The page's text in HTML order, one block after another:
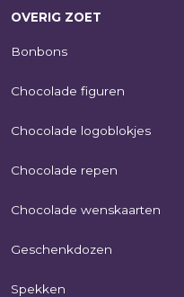
OVERIG ZOET
Bonbons
Chocolade figuren
Chocolade logoblokjes
Chocolade repen
Chocolade wenskaarten
Geschenkdozen
Spekken